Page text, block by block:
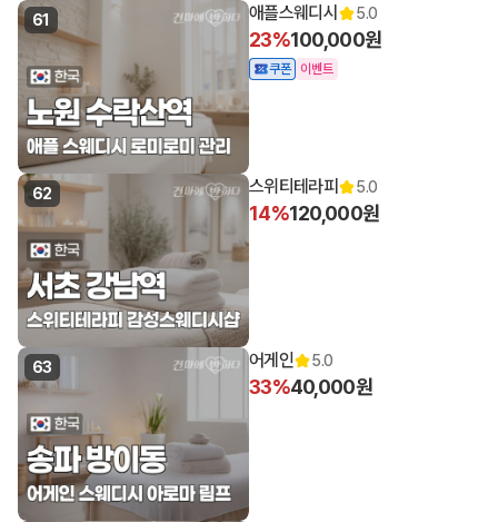
13:00 오픈
61 애플스웨디시 5.0
23%100,000원
쿠폰 이벤트
62 스위티테라피 5.0
14%120,000원
63 어게인 5.0
33%40,000원